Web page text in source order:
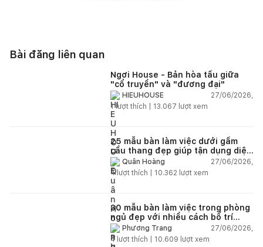
Bài đăng liên quan
Ngơi House - Bản hòa tấu giữa
"cổ truyền" và "đương đại"
HIEUHOUSE
27/06/2026,
1lượt thích | 13.067 lượt xem
25 mẫu bàn làm việc dưới gầm
cầu thang đẹp giúp tận dụng diện
tích tưởng chừng bị bỏ quên
Quân Hoàng
27/06/2026,
4lượt thích | 10.362 lượt xem
30 mẫu bàn làm việc trong phòng
ngủ đẹp với nhiều cách bố trí
thông minh cho mọi diện tích
Phương Trang
27/06/2026,
4 lượt thích | 10.609 lượt xem